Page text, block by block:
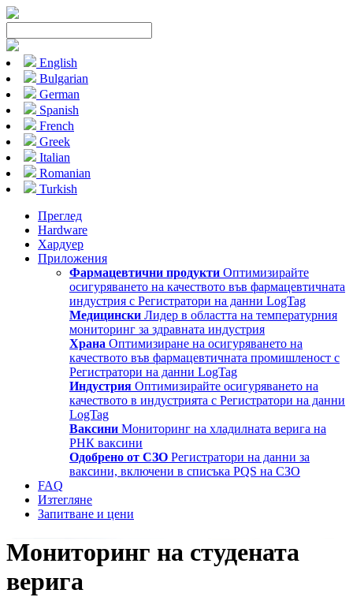
English
Bulgarian
German
Spanish
French
Greek
Italian
Romanian
Turkish
Преглед
Hardware
Хардуер
Приложения
Фармацевтични продукти Оптимизирайте
осигуряването на качеството във фармацевтичната
индустрия с Регистратори на данни LogTag
Медицински Лидер в областта на температурния
мониторинг за здравната индустрия
Храна Оптимизиране на осигуряването на
качеството във фармацевтичната промишленост с
Регистратори на данни LogTag
Индустрия Оптимизирайте осигуряването на
качеството в индустрията с Регистратори на данни
LogTag
Ваксини Мониторинг на хладилната верига на
РНК ваксини
Одобрено от СЗО Регистратори на данни за
ваксини, включени в списъка PQS на СЗО
FAQ
Изтегляне
Запитване и цени
Мониторинг на студената
верига